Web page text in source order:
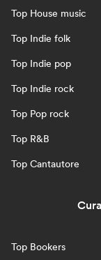
Top House music
Top Indie folk
Top Indie pop
Top Indie rock
Top Pop rock
Top R&B
Top Cantautore
Top Bookers